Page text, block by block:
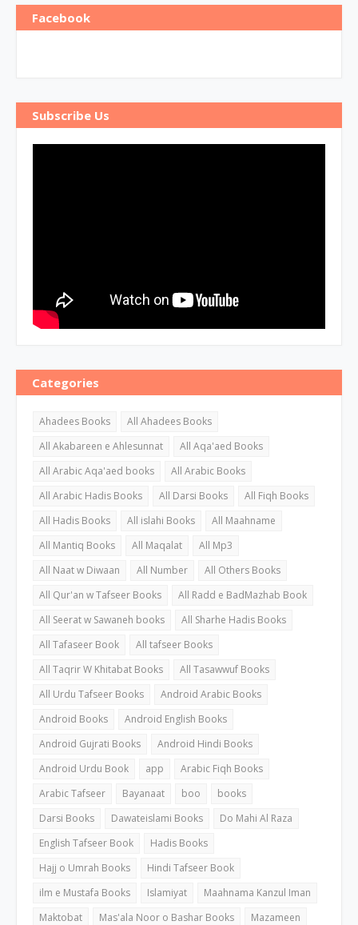
Facebook
Subscribe Us
Categories
Ahadees Books
All Ahadees Books
All Akabareen e Ahlesunnat
All Aqa'aed Books
All Arabic Aqa'aed books
All Arabic Books
All Arabic Hadis Books
All Darsi Books
All Fiqh Books
All Hadis Books
All islahi Books
All Maahname
All Mantiq Books
All Maqalat
All Mp3
All Naat w Diwaan
All Number
All Others Books
All Qur'an w Tafseer Books
All Radd e BadMazhab Book
All Seerat w Sawaneh books
All Sharhe Hadis Books
All Tafaseer Book
All tafseer Books
All Taqrir W Khitabat Books
All Tasawwuf Books
All Urdu Tafseer Books
Android Arabic Books
Android Books
Android English Books
Android Gujrati Books
Android Hindi Books
Android Urdu Book
app
Arabic Fiqh Books
Arabic Tafseer
Bayanaat boo
books
Darsi Books
Dawateislami Books
Do Mahi Al Raza
English Tafseer Book
Hadis Books
Hajj o Umrah Books
Hindi Tafseer Book
ilm e Mustafa Books
Islamiyat
Maahnama Kanzul Iman
Maktobat
Mas'ala Noor o Bashar Books
Mazameen